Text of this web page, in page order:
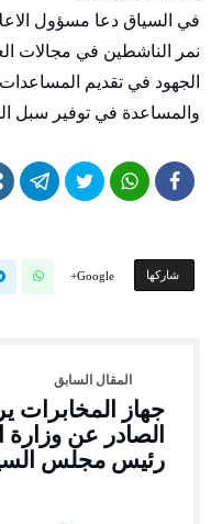
في السياق دعا مسؤول
نمر الناشطين في مجالات
الجهود في تقديم
والمساعدة في توفير سبل
‫‫ شاركها‬ Google+
جهاز المخابرات
الصادر عن وزارة
رئيس مجلس